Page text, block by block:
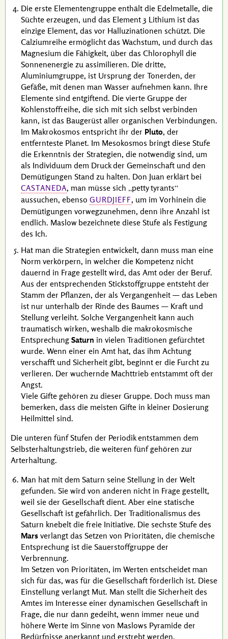
Die erste Elementengruppe enthält die Edelmetalle, die
Süchte erzeugen, und das Element 3 Lithium ist das
einzige Element, das vor Halluzinationen schützt. Die
Calziumreihe ermöglicht das Wachstum, und durch das
Magnesium die Fähigkeit, über das Chlorophyll die
Sonnenenergie zu assimilieren. Die dritte,
Aluminiumgruppe, ist Ursprung der Tonerden, der
Gefäße, mit denen man Wasser aufnehmen kann. Ihre
Elemente sind entgiftend. Die vierte Gruppe der
Kohlenstoffreihe, die sich mit sich selbst verbinden
kann, ist das Baugerüst aller organischen Verbindungen.
Im Makrokosmos entspricht ihr der Pluto, der
entfernteste Planet. Im Mesokosmos bringt diese Stufe
die Erkenntnis der Strategien, die notwendig sind, um
als Individuum dem Druck der Gemeinschaft und den
Demütigungen Stand zu halten. Don Juan erklärt bei
CASTANEDA, man müsse sich
petty tyrants
aussuchen, ebenso GURDJIEFF, um im Vorhinein die
Demütigungen vorwegzunehmen, denn ihre Anzahl ist
endlich. Maslowbezeichnete diese Stufe als Festigung
des Ich.
Hat man die Strategien entwickelt, dann muss man eine
Norm verkörpern, in welcher die Kompetenz nicht
dauernd in Frage gestellt wird, das Amt oder der Beruf.
Aus der entsprechenden Stickstoffgruppe entsteht der
Stamm der Pflanzen, der als Vergangenheit — das Leben
ist nur unterhalb der Rinde des Baumes — Kraft und
Stellung verleiht. Solche Vergangenheit kann auch
traumatisch wirken, weshalb die makrokosmische
Entsprechung Saturn in vielen Traditionen gefürchtet
wurde. Wenn einer ein Amt hat, das ihm Achtung
verschafft und Sicherheit gibt, beginnt er die Furcht zu
verlieren. Der wuchernde Machttrieb entstammt oft der
Angst.
Viele Gifte gehören zu dieser Gruppe. Doch muss man
bemerken, dass die meisten Gifte in kleiner Dosierung
Heilmittel sind.
Die unteren fünf Stufen der Periodik entstammen dem
Selbsterhaltungstrieb, die weiteren fünf gehören zur
Arterhaltung.
Man hat mit dem Saturn seine Stellung in der Welt
gefunden. Sie wird von anderen nicht in Frage gestellt,
weil sie der Gesellschaft dient. Aber eine statische
Gesellschaft ist gefährlich. Der Traditionalismus des
Saturn knebelt die freie Initiative. Die sechste Stufe des
Mars verlangt das Setzen von Prioritäten, die chemische
Entsprechung ist die Sauerstoffgruppe der
Verbrennung.
Im Setzen von Prioritäten, im Werten entscheidet man
sich für das, was für die Gesellschaft förderlich ist. Diese
Einstellung verlangt Mut. Man stellt die Sicherheit des
Amtes im Interesse einer dynamischen Gesellschaft in
Frage, die nur dann gedeiht, wenn immer neue und
höhere Werte im Sinne von Maslows Pyramide der
Bedürfnisse anerkannt und erstrebt werden.